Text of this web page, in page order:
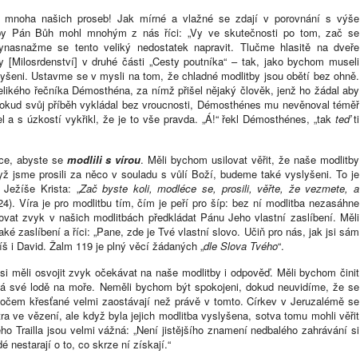
našich proseb! Jak mírné a vlažné se zdají v porovnání s výše
Pán Bůh mohl mnohým z nás říci: „Vy ve skutečnosti po tom, zač se
se tento veliký nedostatek napravit. Tlučme hlasitě na dveře
[Milosrdenství] v druhé části „Cesty poutníka“ – tak, jako bychom museli
Ustavme se v mysli na tom, že chladné modlitby jsou obětí bez ohně.
řečníka Démosthéna, za nímž přišel nějaký člověk, jenž ho žádal aby
svůj příběh vykládal bez vroucnosti, Démosthénes mu nevěnoval téměř
a s úzkostí vykřikl, že je to vše pravda. „Á!“ řekl Démosthénes, „takteďti
abyste se modlili s vírou. Měli bychom usilovat věřit, že naše modlitby
jsme prosili za něco v souladu s vůlí Boží, budeme také vyslyšeni. To je
Krista: „Zač byste koli, modléce se, prosili, věřte, že vezmete, a
Víra je pro modlitbu tím, čím je peří pro šíp: bez ní modlitba nezasáhne
zvyk v našich modlitbách předkládat Pánu Jeho vlastní zaslíbení. Měli
zaslíbení a říci: „Pane, zde je Tvé vlastní slovo. Učiň pro nás, jak jsi sám
i David. Žalm 119 je plný věcí žádaných „dle Slova Tvého“.
měli osvojit zvyk očekávat na naše modlitby i odpověď. Měli bychom činit
své lodě na moře. Neměli bychom být spokojeni, dokud neuvidíme, že se
křesťané velmi zaostávají než právě v tomto. Církev v Jeruzalémě se
ve vězení, ale když byla jejich modlitba vyslyšena, sotva tomu mohli věřit
Trailla jsou velmi vážná: „Není jistějšího znamení nedbalého zahrávání si
nestarají o to, co skrze ní získají.“